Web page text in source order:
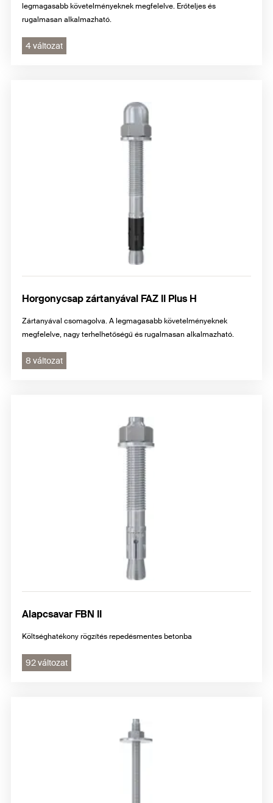
legmagasabb követelményeknek megfelelve. Erőteljes és
rugalmasan alkalmazható.
4 változat
Horgonycsap zártanyával FAZ II Plus H
Zártanyával csomagolva. A legmagasabb követelményeknek
megfelelve, nagy terhelhetőségű és rugalmasan alkalmazható.
8 változat
Alapcsavar FBN II
Költséghatékony rögzítés repedésmentes betonba
92 változat